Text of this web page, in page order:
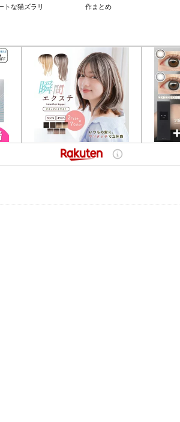
トな猫ズラリ
作まとめ